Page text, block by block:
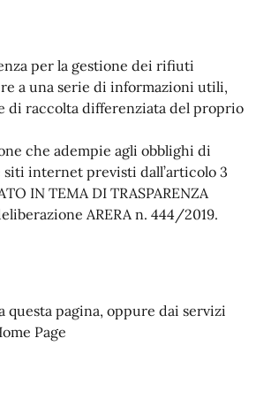
per la gestione dei rifiuti
a una serie di informazioni utili,
di raccolta differenziata del proprio
che adempie agli obblighi di
internet previsti dall’articolo 3
IN TEMA DI TRASPARENZA
ARERA n. 444/2019.
questa pagina, oppure dai servizi
Page